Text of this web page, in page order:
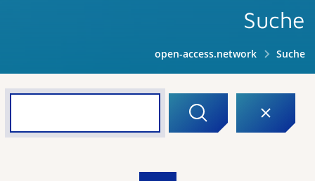
Suche
open-access.network Suche